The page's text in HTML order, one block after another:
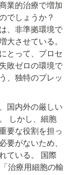
業的治療で増加
でしょうか？
、非準拠環境で
大させている。
とって、プロセ
敗ゼロの環境で
、独特のプレッ
国内外の厳しい
しかし、細胞
要な役割を担っ
要がないため、
ている。 国際
「治療用細胞の輸